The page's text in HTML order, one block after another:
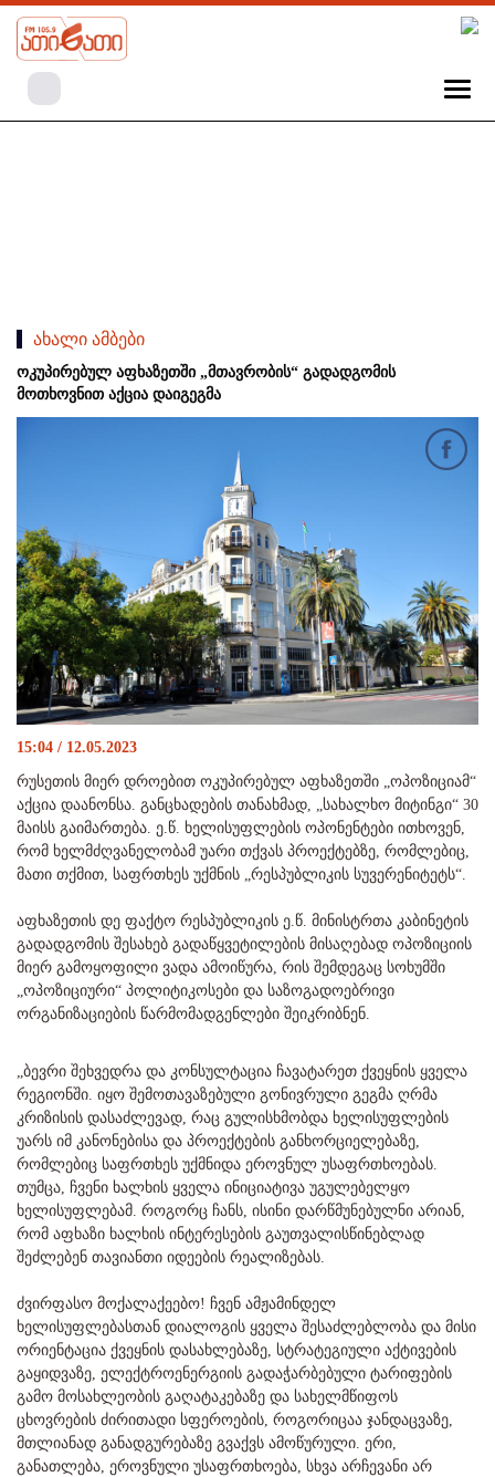
ახალი ამბები
ოკუპირებულ აფხაზეთში „მთავრობის“ გადადგომის
მოთხოვნით აქცია დაიგეგმა
15:04 / 12.05.2023
რუსეთის მიერ დროებით ოკუპირებულ აფხაზეთში „ოპოზიციამ“
აქცია დაანონსა. განცხადების თანახმად, „სახალხო მიტინგი“ 30
მაისს გაიმართება. ე.წ. ხელისუფლების ოპონენტები ითხოვენ,
რომ ხელმძღვანელობამ უარი თქვას პროექტებზე, რომლებიც,
მათი თქმით, საფრთხეს უქმნის „რესპუბლიკის სუვერენიტეტს“.
აფხაზეთის დე ფაქტო რესპუბლიკის ე.წ. მინისტრთა კაბინეტის
გადადგომის შესახებ გადაწყვეტილების მისაღებად ოპოზიციის
მიერ გამოყოფილი ვადა ამოიწურა, რის შემდეგაც სოხუმში
„ოპოზიციური“ პოლიტიკოსები და საზოგადოებრივი
ორგანიზაციების წარმომადგენლები შეიკრიბნენ.
„ბევრი შეხვედრა და კონსულტაცია ჩავატარეთ ქვეყნის ყველა
რეგიონში. იყო შემოთავაზებული გონივრული გეგმა ღრმა
კრიზისის დასაძლევად, რაც გულისხმობდა ხელისუფლების
უარს იმ კანონებისა და პროექტების განხორციელებაზე,
რომლებიც საფრთხეს უქმნიდა ეროვნულ უსაფრთხოებას.
თუმცა, ჩვენი ხალხის ყველა ინიციატივა უგულებელყო
ხელისუფლებამ. როგორც ჩანს, ისინი დარწმუნებულნი არიან,
რომ აფხაზი ხალხის ინტერესების გაუთვალისწინებლად
შეძლებენ თავიანთი იდეების რეალიზებას.
ძვირფასო მოქალაქეებო! ჩვენ ამჟამინდელ
ხელისუფლებასთან დიალოგის ყველა შესაძლებლობა და მისი
ორიენტაცია ქვეყნის დასახლებაზე, სტრატეგიული აქტივების
გაყიდვაზე, ელექტროენერგიის გადაჭარბებული ტარიფების
გამო მოსახლეობის გაღატაკებაზე და სახელმწიფოს
ცხოვრების ძირითადი სფეროების, როგორიცაა ჯანდაცვაზე,
მთლიანად განადგურებაზე გვაქვს ამოწურული. ერი,
განათლება, ეროვნული უსაფრთხოება, სხვა არჩევანი არ